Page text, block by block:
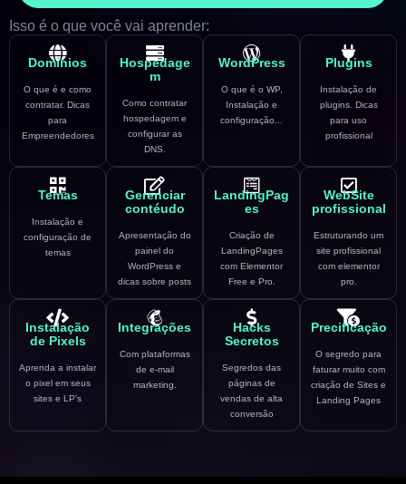
Isso é o que você vai aprender:
Domínios
O que é e como
contratar. Dicas
para
Empreendedores
Hospedage
m
Como contratar
hospedagem e
configurar as
DNS.
WordPress
O que é o WP,
Instalação e
configuração...
Plugins
Instalação de
plugins. Dicas
para uso
profissional
Temas
Instalação e
configuração de
temas
Gerenciar
contéudo
Apresentação do
painel do
WordPress e
dicas sobre posts
LandingPag
es
Criação de
LandingPages
com Elementor
Free e Pro.
WebSite
profissional
Estruturando um
site profissional
com elementor
pro.
Instalação
de Pixels
Aprenda a instalar
o pixel em seus
sites e LP's
Integrações
Com plataformas
de e-mail
marketing.
Hacks
Secretos
Segredos das
páginas de
vendas de alta
conversão
Precificação
O segredo para
faturar muito com
criação de Sites e
Landing Pages